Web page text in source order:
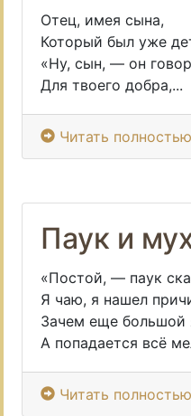
Отец, имея сына,
Который был уже
«Ну, сын, — он
Для твоего добра,...
Читать полностью
Паук и
«Постой, — паук
Я чаю, я нашел
Зачем еще большой
А попадается всё
Читать полностью